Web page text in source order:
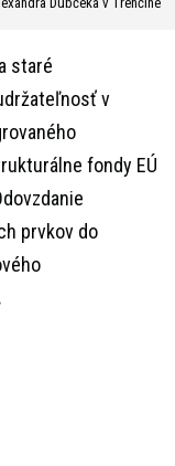
staré
v
fondy EÚ
prvkov do